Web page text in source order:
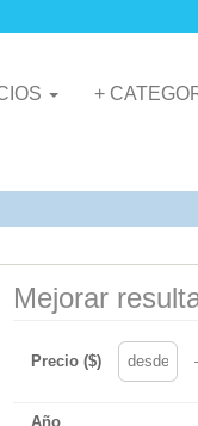
+
Mejorar
Precio ($)
Año